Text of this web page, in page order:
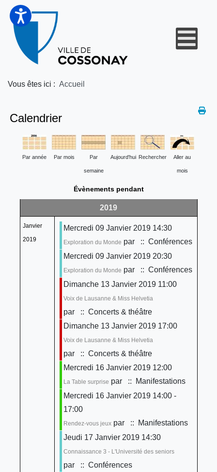
Vous êtes ici : Accueil
Calendrier
Par année Par mois Par
semaine
Aujourd'hui Rechercher Aller au
mois
Évènements pendant
2019
Janvier
2019
Mercredi 09 Janvier 2019 14:30
Exploration du Monde par
:: Conférences
Mercredi 09 Janvier 2019 20:30
Exploration du Monde par
:: Conférences
Dimanche 13 Janvier 2019 11:00
Voix de Lausanne & Miss Helvetia
par
:: Concerts & théâtre
Dimanche 13 Janvier 2019 17:00
Voix de Lausanne & Miss Helvetia
par
:: Concerts & théâtre
Mercredi 16 Janvier 2019 12:00
La Table surprise par
:: Manifestations
Mercredi 16 Janvier 2019 14:00 -
17:00
Rendez-vous jeuxpar
:: Manifestations
Jeudi 17 Janvier 2019 14:30
Connaissance 3 - L'Université des seniors
par
:: Conférences